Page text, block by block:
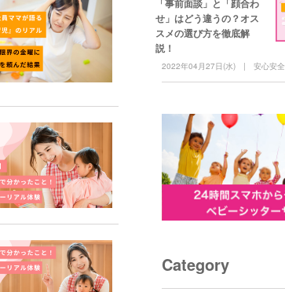
「事前面談」と「顔合わ
せ」はどう違うの？オス
スメの選び方を徹底解
説！
2022年04月27日(水) 安心安全
Category